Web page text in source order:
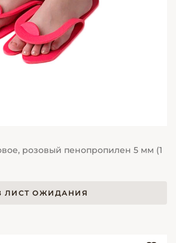
розовый пенопропилен 5 мм (1
ЛИСТ ОЖИДАНИЯ